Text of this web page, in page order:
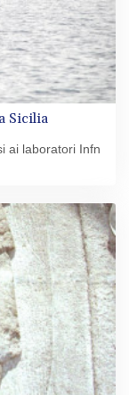
Sicilia
ai laboratori Infn